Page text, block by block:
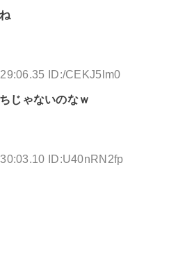
ID:/CEKJ5lm0
じゃないのなｗ
ID:U40nRN2fp